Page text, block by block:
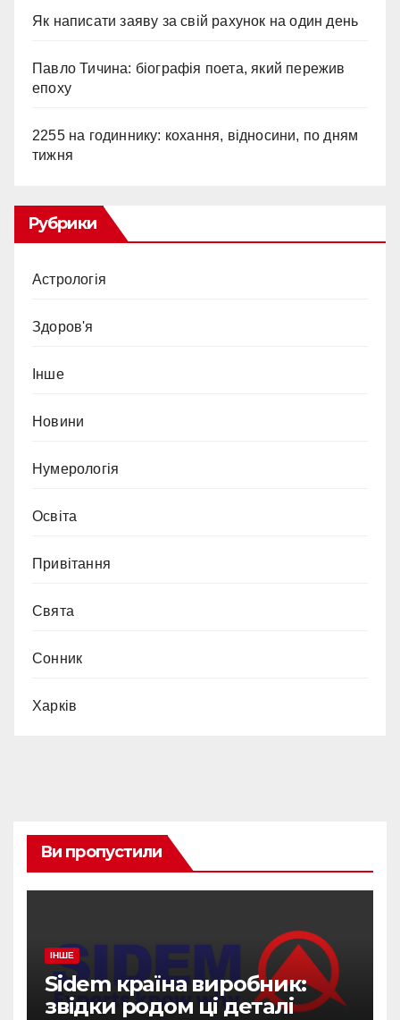
Як написати заяву за свій рахунок на один день
Павло Тичина: біографія поета, який пережив
епоху
2255 на годиннику: кохання, відносини, по дням
тижня
Рубрики
Астрологія
Здоров'я
Інше
Новини
Нумерологія
Освіта
Привітання
Свята
Сонник
Харків
Ви пропустили
ІНШЕ
Sidem країна виробник:
звідки родом ці деталі